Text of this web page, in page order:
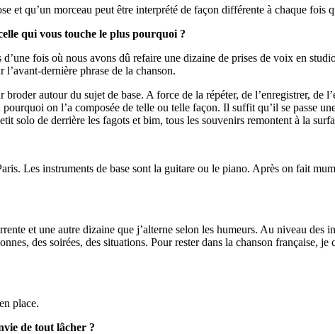
et qu’un morceau peut être interprété de façon différente à chaque fois
qui vous touche le plus pourquoi ?
fois où nous avons dû refaire une dizaine de prises de voix en
dernière phrase de la chanson.
autour du sujet de base. A force de la répéter, de l’enregistrer, de
on l’a composée de telle ou telle façon. Il suffit qu’il se passe
solo de derrière les fagots et bim, tous les souvenirs remontent à la
Les instruments de base sont la guitare ou le piano. Après on fait
et une autre dizaine que j’alterne selon les humeurs. Au niveau des
des soirées, des situations. Pour rester dans la chanson
place.
de tout lâcher ?